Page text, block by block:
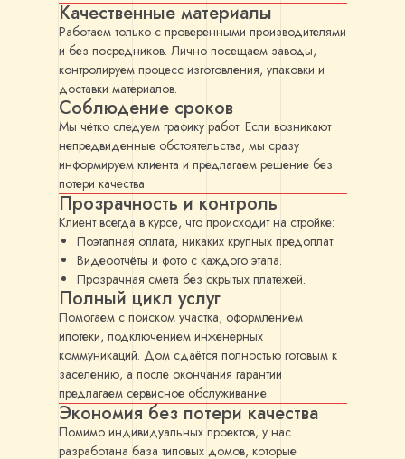
Качественные материалы
Работаем только с проверенными производителями
и без посредников. Лично посещаем заводы,
контролируем процесс изготовления, упаковки и
доставки материалов.
Соблюдение сроков
Мы чётко следуем графику работ. Если возникают
непредвиденные обстоятельства, мы сразу
информируем клиента и предлагаем решение без
потери качества.
Прозрачность и контроль
Клиент всегда в курсе, что происходит на стройке:
Поэтапная оплата, никаких крупных предоплат.
Видеоотчёты и фото с каждого этапа.
Прозрачная смета без скрытых платежей.
Полный цикл услуг
Помогаем с поиском участка, оформлением
ипотеки, подключением инженерных
коммуникаций. Дом сдаётся полностью готовым к
заселению, а после окончания гарантии
предлагаем сервисное обслуживание.
Экономия без потери качества
Помимо индивидуальных проектов, у нас
разработана база типовых домов, которые